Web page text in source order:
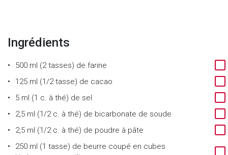
Ingrédients
500 ml (2 tasses) de farine
125 ml (1/2 tasse) de cacao
5 ml (1 c. à thé) de sel
2,5 ml (1/2 c. à thé) de bicarbonate de soude
2,5 ml (1/2 c. à thé) de poudre à pâte
250 ml (1 tasse) de beurre coupé en cubes